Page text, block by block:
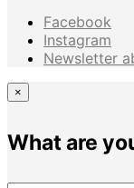
Facebook
Instagram
Newsletter
×
What are